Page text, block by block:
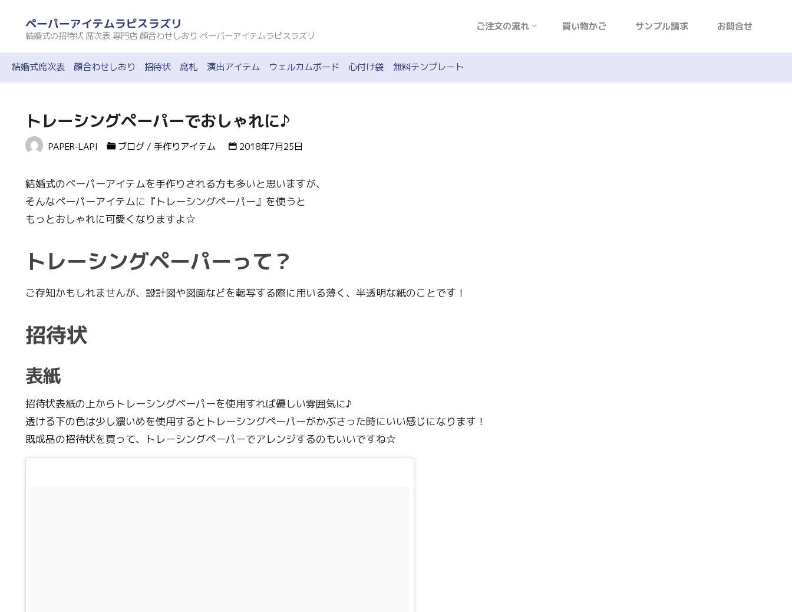
ペーパーアイテムラピスラズリ
結婚式の招待状 席次表 専門店 顔合わせしおり ペーパーアイテムラピスラズリ
ご注文の流れ 買い物かご サンプル請求 お問合せ
結婚式席次表 顔合わせしおり 招待状 席札 演出アイテム ウェルカムボード 心付け袋 無料テンプレート
トレーシングペーパーでおしゃれに♪
PAPER-LAPI ブログ / 手作りアイテム 2018年7月25日
結婚式のペーパーアイテムを手作りされる方も多いと思いますが、
そんなペーパーアイテムに『トレーシングペーパー』を使うと
もっとおしゃれに可愛くなりますよ☆
トレーシングペーパーって？
ご存知かもしれませんが、設計図や図面などを転写する際に用いる薄く、半透明な紙のことです！
招待状
表紙
招待状表紙の上からトレーシングペーパーを使用すれば優しい雰囲気に♪
透ける下の色は少し濃いめを使用するとトレーシングペーパーがかぶさった時にいい感じになります！
既成品の招待状を買って、トレーシングペーパーでアレンジするのもいいですね☆